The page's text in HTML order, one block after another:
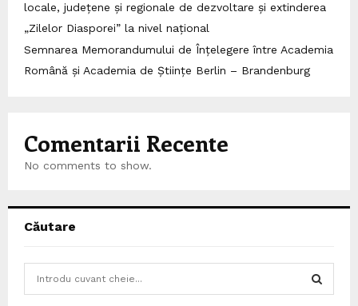
locale, județene și regionale de dezvoltare și extinderea
„Zilelor Diasporei” la nivel național
Semnarea Memorandumului de Înțelegere între Academia
Română și Academia de Științe Berlin – Brandenburg
Comentarii Recente
No comments to show.
Căutare